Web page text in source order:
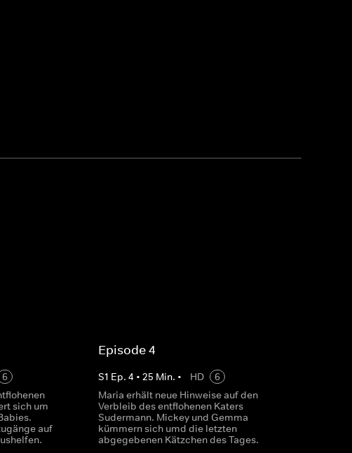
6
sich um
auf
Episode 4
S1 Ep. 4 • 25 Min. • HD
6
Maria erhält neue Hinweise auf den
Verbleib des entflohenen Katers
Sudermann. Mickey und Gemma
kümmern sich umd die letzten
abgegebenen Kätzchen des Tages.